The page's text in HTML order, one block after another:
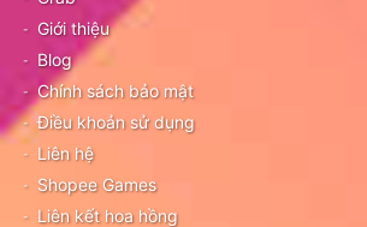
Giới thiệu
Blog
Chính sách bảo mật
Điều khoản sử dụng
Liên hệ
Shopee Games
Liên kết hoa hồng